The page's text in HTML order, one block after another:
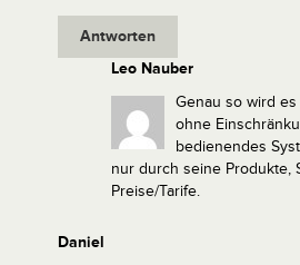
Antworten
Leo Nauber
Genau so wird
ohne
bedienendes
nur durch seine Produkte,
Preise/Tarife.
Daniel